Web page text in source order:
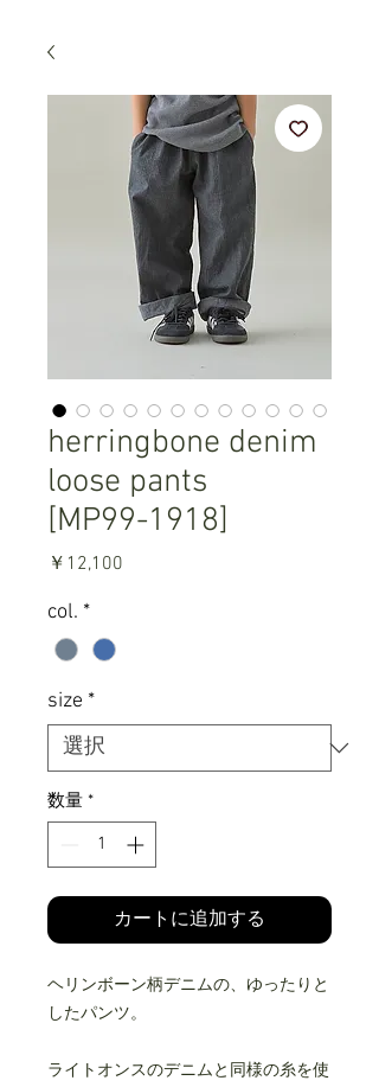
herringbone denim
loose pants
[MP99-1918]
￥12,100
col. *
size *
数量 *
カートに追加する
ヘリンボーン柄デニムの、ゆったりと
したパンツ。
ライトオンスのデニムと同様の糸を使